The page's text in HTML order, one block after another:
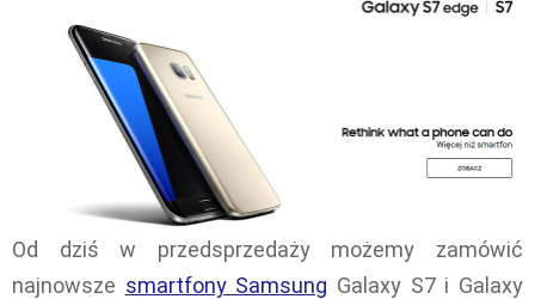
Od dziś w przedsprzedaży możemy zamówić
najnowsze smartfony Samsung Galaxy S7 i Galaxy